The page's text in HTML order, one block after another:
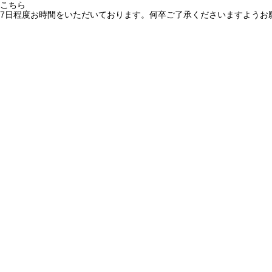
ちら
程度お時間をいただいております。何卒ご了承くださいますようお